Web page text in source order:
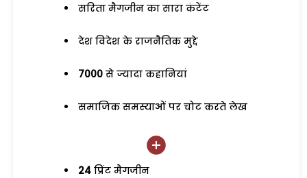
सरिता मैगजीन का सारा कंटेंट
देश विदेश के राजनैतिक मुद्दे
7000 से ज्यादा कहानियां
समाजिक समस्याओं पर चोट करते लेख
24 प्रिंट मैगजीन